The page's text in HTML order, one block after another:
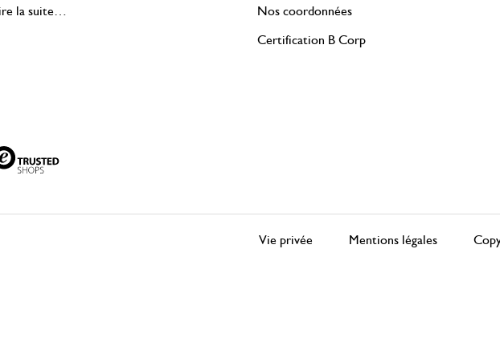
la suite… Nos coordonnées
Certification B Corp
Vie privée Mentions légales